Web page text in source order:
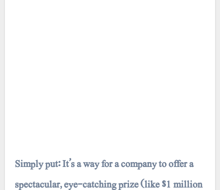
Simply put: It’s a way for a company to offer a
spectacular, eye-catching prize (like $1 million